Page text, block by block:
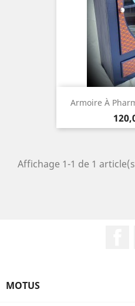
Armoire À
Prix
Affichage 1-1 de 1
MOTUS